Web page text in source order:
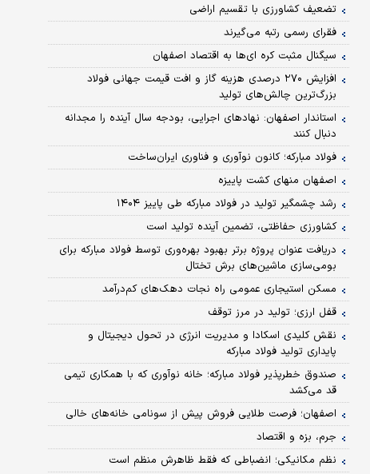
تضعیف کشاورزی با تقسیم اراضی
فقرای رسمی رتبه می‌گیرند
سیگنال مثبت کره ای‌ها به اقتصاد اصفهان
افزایش ۲۷۰ درصدی هزینه گاز و افت قیمت جهانی فولاد
بزرگ‌ترین چالش‌های تولید
استاندار اصفهان: نهادهای اجرایی، بودجه سال آینده را مجدانه
دنبال کنند
فولاد مبارکه؛ کانون نوآوری و فناوری ایران‌ساخت
اصفهان منهای کشت پاییزه
رشد چشمگیر تولید در فولاد مبارکه طی پاییز ۱۴۰۴
کشاورزی حفاظتی، تضمین آینده تولید است
دریافت عنوان پروژه برتر بهبود بهره‌وری توسط فولاد مبارکه برای
بومی‌سازی ماشین‌های برش تختال
مسکن استیجاری عمومی راه نجات دهک‌های کم‌درآمد
قفل ارزی؛ تولید در مرز توقف
نقش کلیدی اسکادا و مدیریت انرژی در تحول دیجیتال و
پایداری تولید فولاد مبارکه
صندوق خطرپذیر فولاد مبارکه؛ خانه نوآوری که با همکاری تیمی
قد می‌کشد
اصفهان؛ فرصت طلایی فروش پیش از سونامی خانه‌های خالی
جرم، بزه و اقتصاد
نظم مکانیکی؛ انضباطی که فقط ظاهرش منظم است